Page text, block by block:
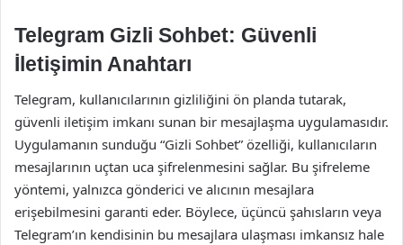
Telegram Gizli Sohbet: Güvenli
İletişimin Anahtarı
Telegram, kullanıcılarının gizliliğini ön planda tutarak,
güvenli iletişim imkanı sunan bir mesajlaşma uygulamasıdır.
Uygulamanın sunduğu “Gizli Sohbet” özelliği, kullanıcıların
mesajlarının uçtan uca şifrelenmesini sağlar. Bu şifreleme
yöntemi, yalnızca gönderici ve alıcının mesajlara
erişebilmesini garanti eder. Böylece, üçüncü şahısların veya
Telegram’ın kendisinin bu mesajlara ulaşması imkansız hale